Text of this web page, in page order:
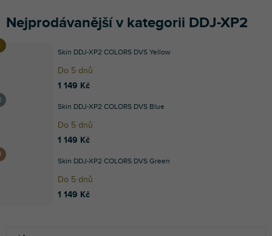
Nejprodávanější v kategorii DDJ-XP2
Skin DDJ-XP2 COLORS DVS Yellow
Do 5 dnů
1 149 Kč
Skin DDJ-XP2 COLORS DVS Blue
Do 5 dnů
1 149 Kč
Skin DDJ-XP2 COLORS DVS Green
Do 5 dnů
1 149 Kč